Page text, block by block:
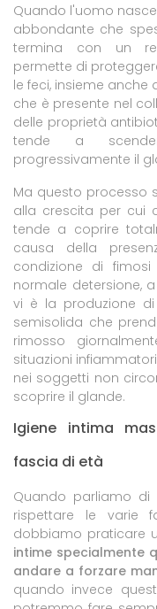
Quando l'uomo
abbondante che
termina con un
permette di
le feci, insieme
che è presente nel
delle proprietà
tende a
progressivamente il
Ma questo processo
alla crescita per cui
tende a coprire
causa della
condizione di
normale detersione,
vi è la produzione
semisolida che
rimosso
situazioni
nei soggetti non
scoprire il glande.
Igiene intima
fascia di età
Quando parliamo di
rispettare le varie
dobbiamo praticare
intime specialmente
andare a forzare
quando invece